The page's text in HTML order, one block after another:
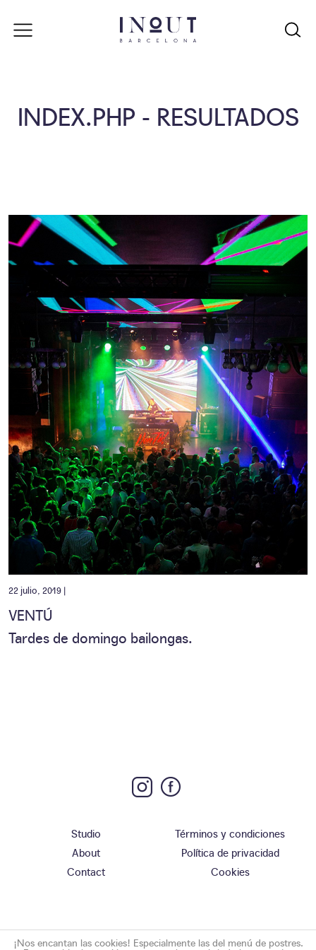
INDEX.PHP - RESULTADOS
22 julio, 2019 |
VENTÚ
Tardes de domingo bailongas.
Studio
About
Contact
Términos y condiciones
Política de privacidad
Cookies
¡Nos encantan las cookies! Especialmente las del menú de postres.